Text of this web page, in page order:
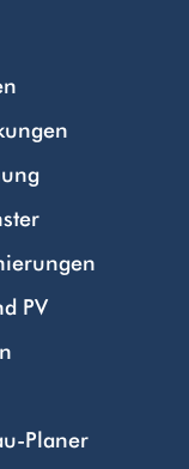
PV
Planer